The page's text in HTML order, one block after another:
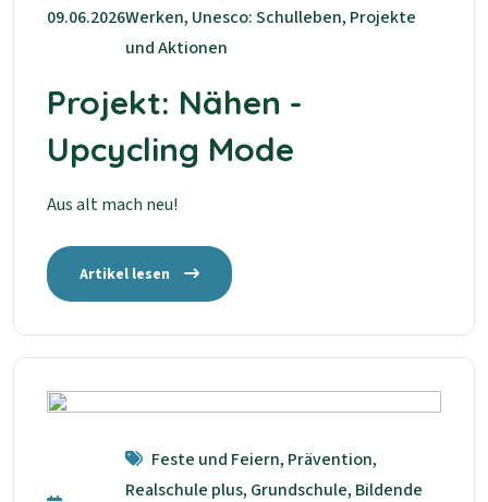
09.06.2026Werken, Unesco: Schulleben, Projekte
und Aktionen
Projekt: Nähen -
Upcycling Mode
Aus alt mach neu!
Artikel lesen
Feste und Feiern, Prävention,
Realschule plus, Grundschule, Bildende